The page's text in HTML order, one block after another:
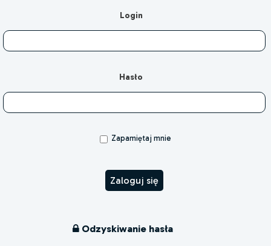
Login
Hasło
Zapamiętaj mnie
Odzyskiwanie hasła